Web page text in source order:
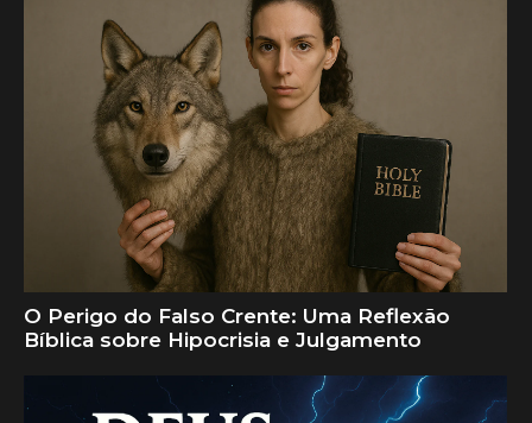
O Perigo do Falso Crente: Uma Reflexão
Bíblica sobre Hipocrisia e Julgamento